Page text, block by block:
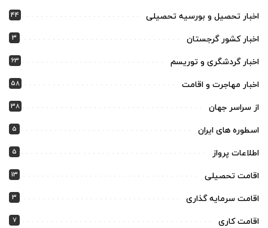
اخبار تحصیل و بورسیه تحصیلی 44
اخبار کشور گرجستان 3
اخبار گردشگری و توریسم 63
اخبار مهاجرت و اقامت 58
از سراسر جهان 38
اسطوره های ایران 5
اطلاعات پرواز 5
اقامت تحصیلی 13
اقامت سرمایه گذاری 3
اقامت کاری 7